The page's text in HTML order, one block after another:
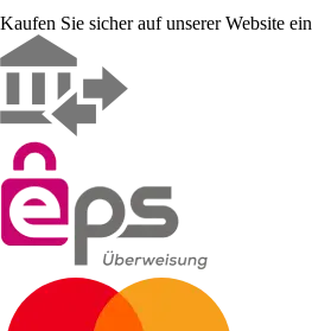
Kaufen Sie sicher auf unserer Website ein